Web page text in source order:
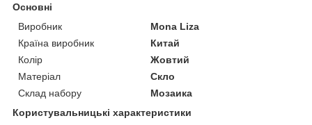
Основні
Виробник
Mona Liza
Країна виробник
Китай
Колір
Жовтий
Матеріал
Скло
Склад набору
Мозаика
Користувальницькі характеристики